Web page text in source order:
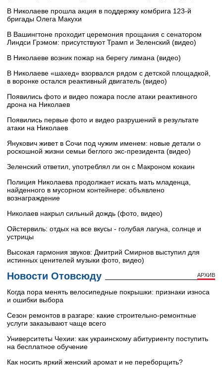
В Николаеве прошла акция в поддержку комбрига 123-й
бригады Олега Макухи
В Вашингтоне проходит церемония прощания с сенатором
Линдси Грэмом: присутствуют Трамп и Зеленский (видео)
В Николаеве возник пожар на берегу лимана (видео)
В Николаеве «шахед» взорвался рядом с детской площадкой,
в воронке остался реактивный двигатель (видео)
Появились фото и видео пожара после атаки реактивного
дрона на Николаев
Появились первые фото и видео разрушений в результате
атаки на Николаев
Янукович живет в Сочи под чужим именем: новые детали о
роскошной жизни семьи беглого экс-президента (видео)
Зеленский ответил, употреблял ли он с Макроном кокаин
Полиция Николаева продолжает искать мать младенца,
найденного в мусорном контейнере: объявлено
вознаграждение
Николаев накрыл сильный дождь (фото, видео)
Ойстервиль: отдых на все вкусы - голубая лагуна, солнце и
устрицы
Высокая гармония звуков: Дмитрий Смирнов выступил для
истинных ценителей музыки фото, видео)
Новости Отовсюду АРХИВ
Когда пора менять велосипедные покрышки: признаки износа
и ошибки выбора
Сезон ремонтов в разгаре: какие строительно-ремонтные
услуги заказывают чаще всего
Университеты Чехии: как украинскому абитуриенту поступить
на бесплатное обучение
Как носить яркий женский аромат и не переборщить?